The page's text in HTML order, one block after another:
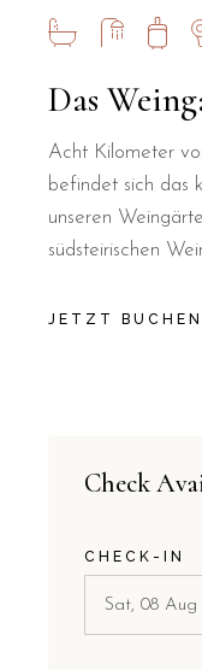
Das
Acht Kilometer
befindet sich das
unseren
südsteirischen
JETZT BUCHEN
Check
CHECK-IN